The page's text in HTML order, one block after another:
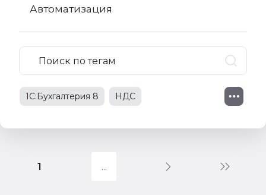
Автоматизация
1С:Бухгалтерия 8 НДС
самое новое в 1С:Бухгалтерии
1